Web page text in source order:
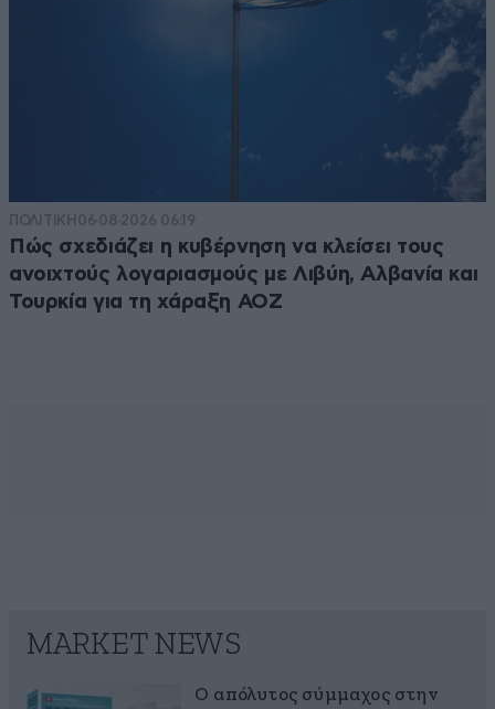
ΠΟΛΙΤΙΚΗ 06·08·2026 06:19
Πώς σχεδιάζει η κυβέρνηση να κλείσει τους
ανοιχτούς λογαριασμούς με Λιβύη, Αλβανία και
Τουρκία για τη χάραξη ΑΟΖ
MARKET NEWS
Ο απόλυτος σύμμαχος στην